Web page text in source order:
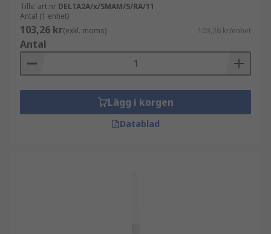
Tillv. art.nr DELTA2A/x/SMAM/S/RA/11
Antal (1 enhet)
103,26 kr(exkl. moms) 103,26 kr/enhet
Antal
Lägg i korgen
Datablad